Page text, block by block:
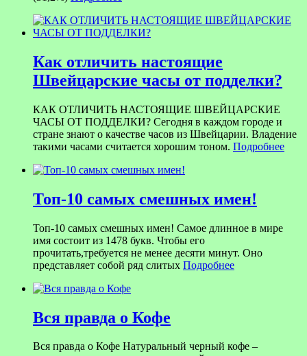
Как отличить настоящие
Швейцарские часы от подделки?
КАК ОТЛИЧИТЬ НАСТОЯЩИЕ ШВЕЙЦАРСКИЕ
ЧАСЫ ОТ ПОДДЕЛКИ? Сегодня в каждом городе и
стране знают о качестве часов из Швейцарии. Владение
такими часами считается хорошим тоном. Подробнее
Топ-10 самых смешных имен!
Топ-10 самых смешных имен! Самое длинное в мире
имя состоит из 1478 букв. Чтобы его
прочитать,требуется не менее десяти минут. Оно
представляет собой ряд слитых Подробнее
Вся правда о Кофе
Вся правда о Кофе Натуральный черный кофе –